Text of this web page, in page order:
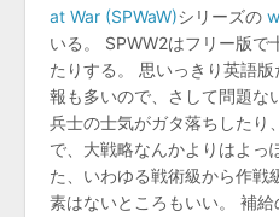
at War (SPWaW)シリーズの
いる。 SPWW2はフリー版で
たりする。 思いっきり英語
報も多いので、さして問題な
兵士の士気がガタ落ちしたり
で、大戦略なんかよりはよっ
た、いわゆる戦術級から作戦
素はないところもいい。 補